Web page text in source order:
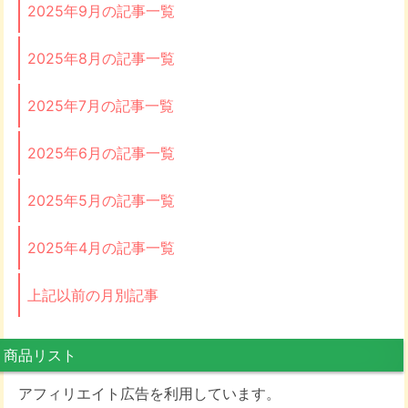
2025年9月の記事一覧
2025年8月の記事一覧
2025年7月の記事一覧
2025年6月の記事一覧
2025年5月の記事一覧
2025年4月の記事一覧
上記以前の月別記事
商品リスト
アフィリエイト広告を利用しています。